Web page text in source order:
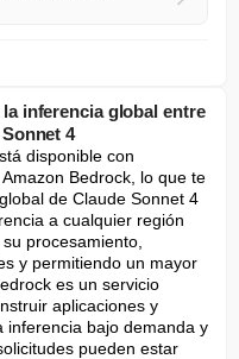
inferencia global entre
4
disponible con
Bedrock, lo que te
de Claude Sonnet 4
a cualquier región
procesamiento,
y permitiendo un mayor
es un servicio
aplicaciones y
inferencia bajo demanda y
pueden estar